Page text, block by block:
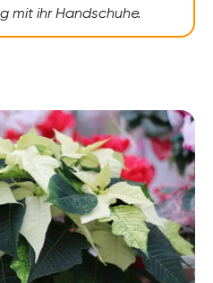
mit ihr Handschuhe.